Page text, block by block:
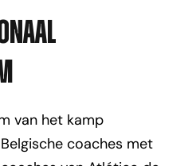
van het kamp
coaches met